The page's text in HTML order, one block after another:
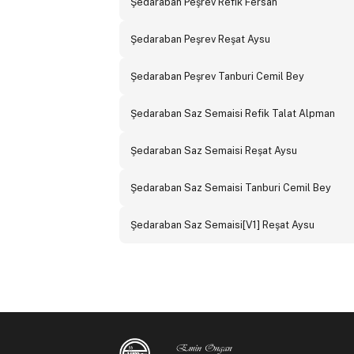
Şedaraban Peşrev Reşat Aysu
Şedaraban Peşrev Tanburi Cemil Bey
Şedaraban Saz Semaisi Refik Talat Alpman
Şedaraban Saz Semaisi Reşat Aysu
Şedaraban Saz Semaisi Tanburi Cemil Bey
Şedaraban Saz Semaisi[V1] Reşat Aysu